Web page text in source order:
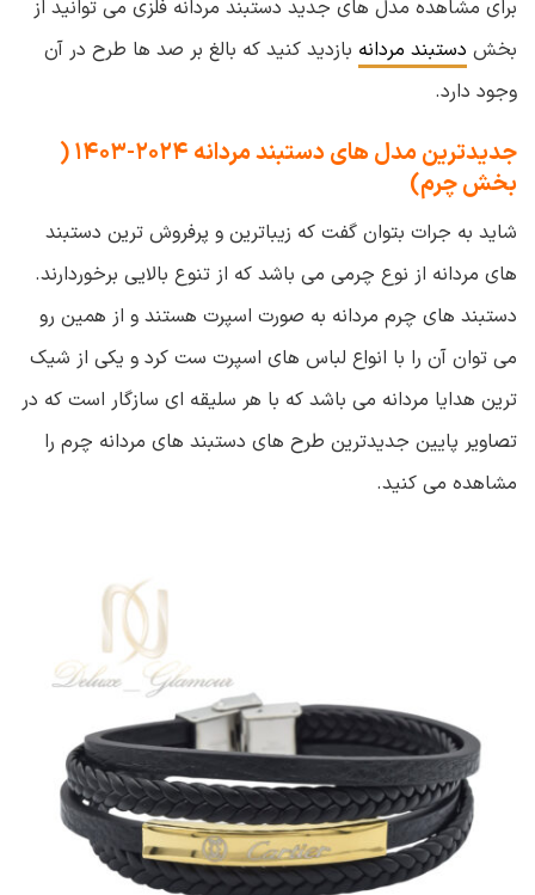
برای مشاهده مدل های جدید دستبند مردانه فلزی می توانید از
بخش دستبند مردانه بازدید کنید که بالغ بر صد ها طرح در آن
وجود دارد.
جدیدترین مدل های دستبند مردانه ۲۰۲۴-۱۴۰۳ (
بخش چرم)
شاید به جرات بتوان گفت که زیباترین و پرفروش ترین دستبند
های مردانه از نوع چرمی می باشد که از تنوع بالایی برخوردارند.
دستبند های چرم مردانه به صورت اسپرت هستند و از همین رو
می توان آن را با انواع لباس های اسپرت ست کرد و یکی از شیک
ترین هدایا مردانه می باشد که با هر سلیقه ای سازگار است که در
تصاویر پایین جدیدترین طرح های دستبند های مردانه چرم را
مشاهده می کنید.